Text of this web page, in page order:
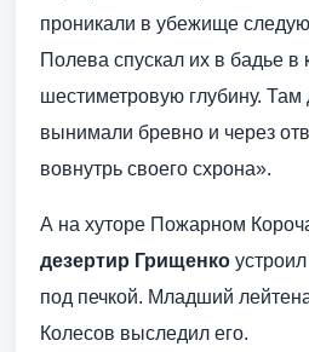
проникали в убежище
Полева спускал их в бадье в
шестиметровую глубину. Там
вынимали бревно и через
вовнутрь своего схрона».
А на хуторе Пожарном
дезертир Грищенко
под печкой. Младший
Колесов выследил его.